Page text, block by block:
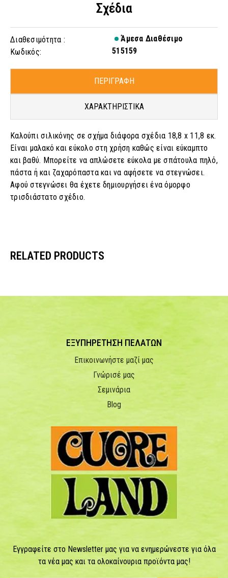
Σχέδια
Διαθεσιμότητα :
Άμεσα Διαθέσιμο
Κωδικός:
515159
ΠΕΡΙΓΡΑΦΗ
ΧΑΡΑΚΤΗΡΙΣΤΙΚΑ
Καλούπι σιλικόνης σε σχήμα διάφορα σχέδια 18,8 x 11,8 εκ.
Είναι μαλακό και εύκολο στη χρήση καθώς είναι εύκαμπτο
και βαθύ. Μπορείτε να απλώσετε εύκολα με σπάτουλα πηλό,
πάστα ή και ζαχαρόπαστα και να αφήσετε να στεγνώσει.
Αφού στεγνώσει θα έχετε δημιουργήσει ένα όμορφο
τρισδιάστατο σχέδιο.
RELATED PRODUCTS
ΕΞΥΠΗΡΕΤΗΣΗ ΠΕΛΑΤΩΝ
Επικοινωνήστε μαζί μας
Γνώρισέ μας
Σεμινάρια
Blog
Εγγραφείτε στο Newsletter μας για να ενημερώνεστε για όλα
τα νέα μας και τα ολοκαίνουρια προϊόντα μας!